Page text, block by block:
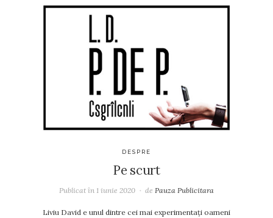
DESPRE
Pe scurt
Publicat în 1 iunie 2020 de Pauza Publicitara
Liviu David e unul dintre cei mai experimentați oameni